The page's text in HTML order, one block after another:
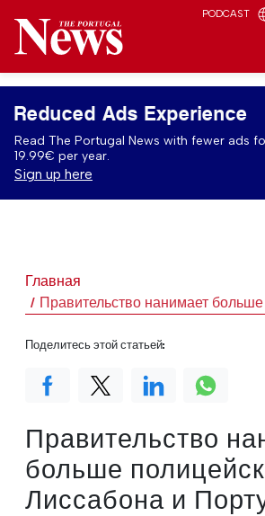
PODCAST
Reduced Ads Experience
Read The Portugal News with fewer ads
19.99€ per year.
Sign up here
Главная
Правительство нанимает
Правительство
больше
Лиссабона и
Поделитесь этой статьей: